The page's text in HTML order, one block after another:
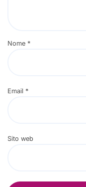
Nome *
Email *
Sito web